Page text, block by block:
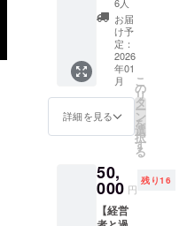
届けの
リター
ンに貼
付され
たラベ
ルや注
意書き
をご確
認くだ
さい。
み ※お
届け時
期は前
後する
活動報
告にて
お知ら
せいた
しま
す。
10L) ・
Tシャツ
※支援
時に色
（ネイ
ビー/ホ
ワイト/
ブラッ
）から
お選び
い。
できま
す。 ＜
イベン
ト詳細
（予
定）＞
場所：
鳥取砂
日程：
2025年
10月11
日
oHP内
のクラ
ウド
ファン
ディン
グサン
クス
ページ
へ氏名
を掲載
ます。
※支援
時、必
ず備考
お届
け予
定：
2026
年01
月
詳細を見る
こ
の
リ
タ
ー
ン
を
選
択
す
る
50,
000 円
残り16
【経営